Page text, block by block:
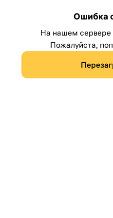
Ошибка
На нашем сервере
Пожалуйста,